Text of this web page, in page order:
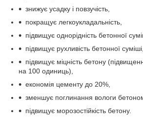
знижує усадку і повзучість,
покращує легкоукладальність,
підвищує однорідність бетонної
підвищує рухливість бетонної суміші,
підвищує міцність бетону
на 100 одиниць),
економія цементу до 20%,
зменшує поглинання вологи
підвищує морозостійкість бетону.